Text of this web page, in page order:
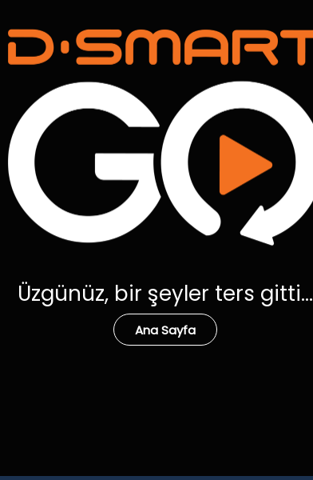
Üzgünüz, bir şeyler ters gitti...
Ana Sayfa